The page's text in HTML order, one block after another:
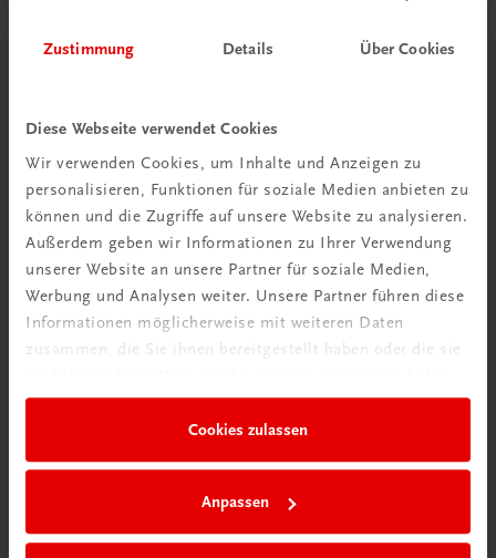
Zustimmung Details Über Cookies
Diese Webseite verwendet Cookies
Wir verwenden Cookies, um Inhalte und Anzeigen zu
personalisieren, Funktionen für soziale Medien anbieten zu
können und die Zugriffe auf unsere Website zu analysieren.
Außerdem geben wir Informationen zu Ihrer Verwendung
unserer Website an unsere Partner für soziale Medien,
Werbung und Analysen weiter. Unsere Partner führen diese
Informationen möglicherweise mit weiteren Daten
zusammen, die Sie ihnen bereitgestellt haben oder die sie
Cookies zulassen
Anpassen
Die hohe Kunst der Gemüseküche
Das perfekte Grundlagenwerk für ambitionierte Hobbyköche
€ 25,00